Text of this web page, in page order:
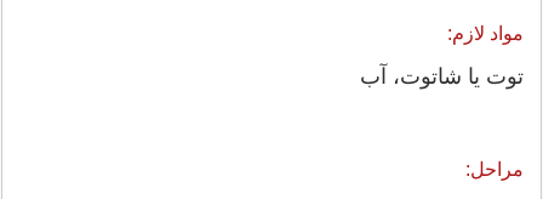
مواد لازم:
توت یا شاتوت، آب
مراحل: